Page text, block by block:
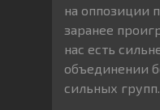
на оппозиции
заранее
нас есть
объединении
сильных групп.